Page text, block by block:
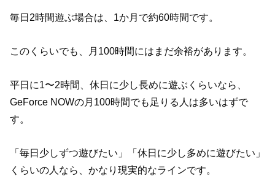
毎日2時間遊ぶ場合は、1か月で約60時間です。
このくらいでも、月100時間にはまだ余裕があります。
平日に1〜2時間、休日に少し長めに遊ぶくらいなら、
GeForce NOWの月100時間でも足りる人は多いはずで
す。
「毎日少しずつ遊びたい」「休日に少し多めに遊びたい」
くらいの人なら、かなり現実的なラインです。